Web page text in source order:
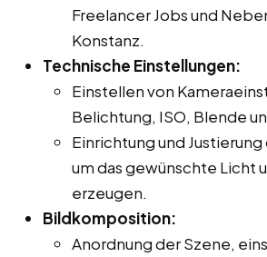
Freelancer Jobs und
Konstanz.
Technische Einstellungen:
Einstellen von
Belichtung, ISO, Blende
Einrichtung und
um das gewünschte Licht
erzeugen.
Bildkomposition:
Anordnung der Szene,